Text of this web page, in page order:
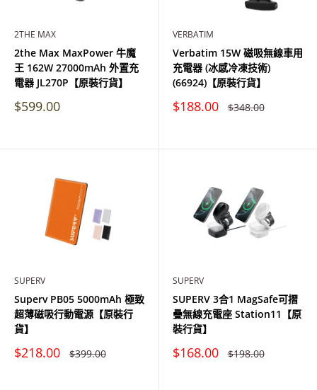
2THE MAX
2the Max MaxPower 牛魔
王 162W 27000mAh 外置充
電器 JL270P【原裝行貨】
特
$599.00
VERBATIM
Verbatim 15W 磁吸無線車用
充電器 (冰感冷凍技術)
(66924)【原裝行貨】
特
$188.00 原
$348.00
SUPERV
Superv PB05 5000mAh 極致
超薄磁吸行動電源【原裝行
貨】
特
$218.00 原
$399.00
SUPERV
SUPERV 3合1 MagSafe可摺
疊無線充電座 Station11【原
裝行貨】
特
$168.00 原
$198.00